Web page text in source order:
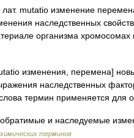
mutatio изменение
наследственных
организма
изменения, перемена]
наследственных
термин применяется для
и наследуемые
терминов